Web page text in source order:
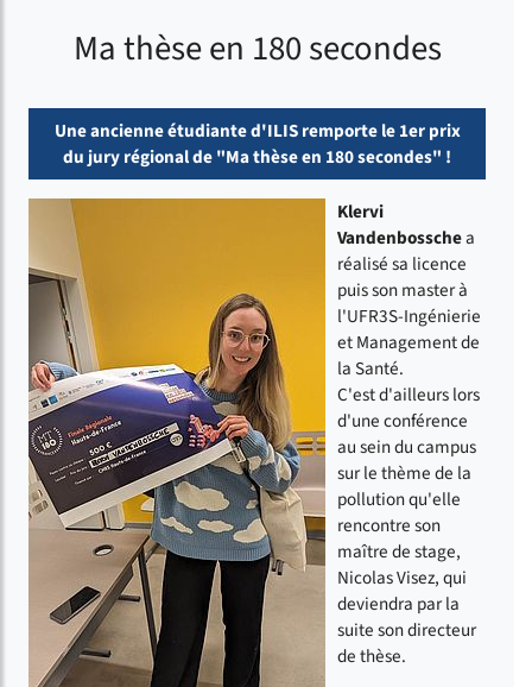
Ma thèse en 180 secondes
Une ancienne étudiante d'ILIS remporte le 1er prix
du jury régional de "Ma thèse en 180 secondes" !
Klervi
Vandenbosschea
réalisé sa licence
puis son master à
l'UFR3S-Ingénierie
et Management de
la Santé.
C'est d'ailleurs lors
d'une conférence
au sein du campus
sur le thème de la
pollution qu'elle
rencontre son
maître de stage,
Nicolas Visez, qui
deviendra par la
suite son directeur
de thèse.